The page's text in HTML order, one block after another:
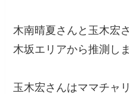
木南晴夏さんと玉木宏
木坂エリアから推測しま
玉木宏さんはママチャ